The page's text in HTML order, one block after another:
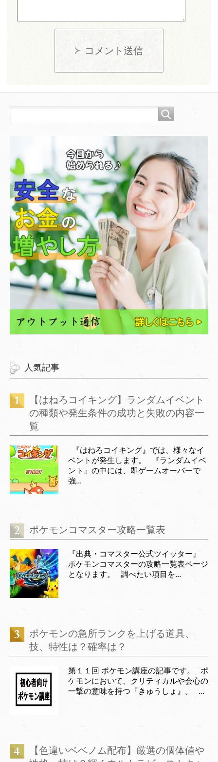
コメント送信
人気記事
【はねろコイキング】ランダムイベント
の種類や発生条件の成功と失敗の内容一
覧
『はねろコイキング』では、様々なイ
ベントが発生します。 『ランダムイベ
ント』の中には、即ゲームオーバーで
強...
ポケモンコマスター攻略一覧表
『出典・コマスター公式ツイッター』
ポケモンコマスターの攻略一覧表ページ
となります。 調べたい項目を...
ポケモンの急所ランクを上げる道具、
技、特性は？確率は？
第１１回 ポケモン講座の記事です。 ポ
ケモンにおいて、クリティカルや会心の
一撃の意味を持つ『きゅうしょ』。 ...
【色違いベベノム配布】厳選の個体値や